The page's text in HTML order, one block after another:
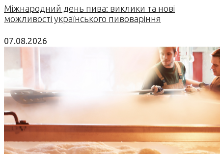
Міжнародний день пива: виклики та нові
можливості українського пивоваріння
07.08.2026